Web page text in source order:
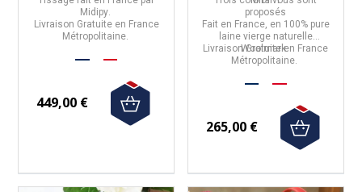
Midipy.
Livraison Gratuite en France
Métropolitaine.
449,00 €
proposés
Fait en France, en 100% pure
laine vierge naturelle
Woolmark.
Livraison Gratuite en France
Métropolitaine.
265,00 €